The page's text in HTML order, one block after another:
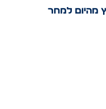
מהיום למחר